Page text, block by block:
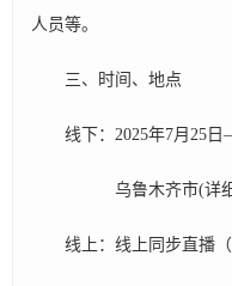
人员等。
三、时间、地点
线下：2025年7月25日—
乌鲁木齐市(详细信
线上：线上同步直播（